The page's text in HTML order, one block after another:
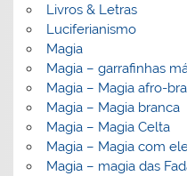
Livros & Letras
Luciferianismo
Magia
Magia – garrafinhas
Magia – Magia afro-
Magia – Magia branca
Magia – Magia Celta
Magia – Magia com
Magia – magia das